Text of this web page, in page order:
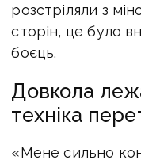
розстріляли з
сторін, це було
боєць.
Довкола
техніка
«Мене сильно